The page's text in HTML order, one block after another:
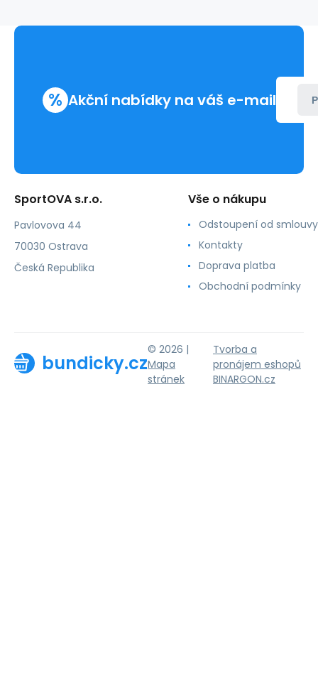
% Akční nabídky na váš e-mail
SportOVA s.r.o.
Pavlovova 44
70030 Ostrava
Česká Republika
Vše o nákupu
Odstoupení od smlouvy
Kontakty
Doprava platba
Obchodní podmínky
bundicky.cz
© 2026 |
Mapa
stránek
Tvorba a
pronájem eshopů
BINARGON.cz